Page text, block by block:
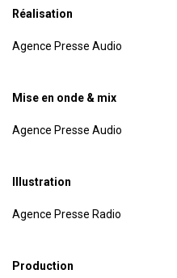
Réalisation
Agence Presse Audio
Mise en onde & mix
Agence Presse Audio
Illustration
Agence Presse Radio
Production